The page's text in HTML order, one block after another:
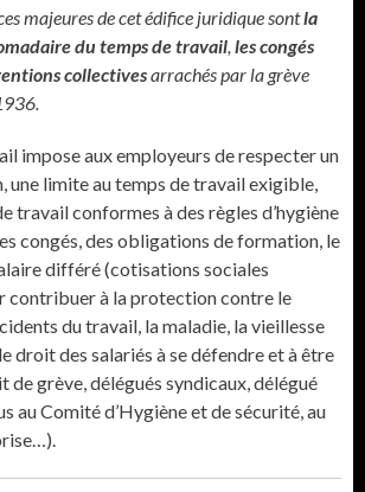
majeures de cet édifice juridique sontla
du temps de travail ,les congés
collectivesarrachés par la grève
impose aux employeurs de respecter un
une limite au temps de travail exigible,
travail conformes à des règles d’hygiène
congés, des obligations de formation, le
différé (cotisations sociales
contribuer à la protection contre le
du travail, la maladie, la vieillesse
droit des salariés à se défendre et à être
de grève, délégués syndicaux, délégué
au Comité d’Hygiène et de sécurité, au